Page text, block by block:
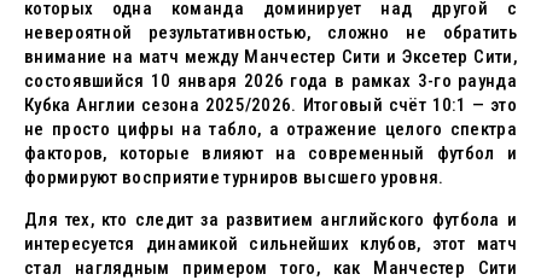
которых одна команда доминирует над другой с
невероятной результативностью, сложно не обратить
внимание на матч между Манчестер Сити и Эксетер Сити,
состоявшийся 10 января 2026 года в рамках 3-го раунда
Кубка Англии сезона 2025/2026. Итоговый счёт 10:1 — это
не просто цифры на табло, а отражение целого спектра
факторов, которые влияют на современный футбол и
формируют восприятие турниров высшего уровня.
Для тех, кто следит за развитием английского футбола и
интересуется динамикой сильнейших клубов, этот матч
стал наглядным примером того, как Манчестер Сити